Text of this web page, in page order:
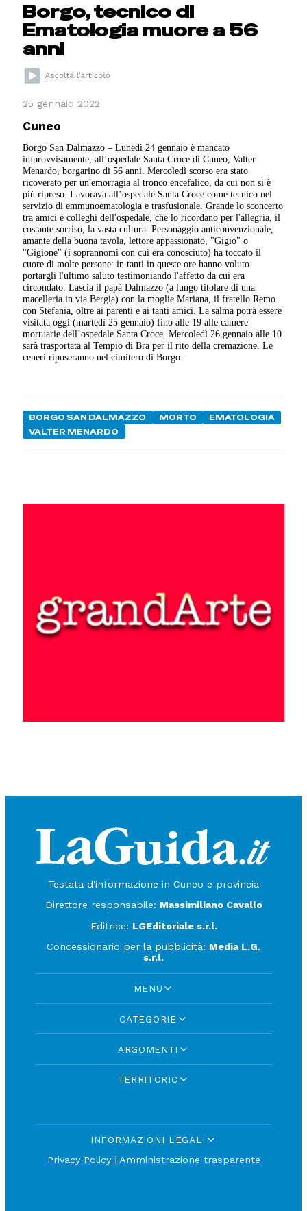
Borgo, tecnico di
Ematologia muore a 56
anni
25 gennaio 2022
Cuneo
Borgo San Dalmazzo – Lunedì 24 gennaio è mancato
improvvisamente, all’ospedale Santa Croce di Cuneo, Valter
Menardo, borgarino di 56 anni. Mercoledì scorso era stato
ricoverato per un'emorragia al tronco encefalico, da cui non si è
più ripreso. Lavorava all’ospedale Santa Croce come tecnico nel
servizio di emmunoematologia e trasfusionale. Grande lo sconcerto
tra amici e colleghi dell'ospedale, che lo ricordano per l'allegria, il
costante sorriso, la vasta cultura. Personaggio anticonvenzionale,
amante della buona tavola, lettore appassionato, "Gigio" o
"Gigione" (i soprannomi con cui era conosciuto) ha toccato il
cuore di molte persone: in tanti in queste ore hanno voluto
portargli l'ultimo saluto testimoniando l'affetto da cui era
circondato. Lascia il papà Dalmazzo (a lungo titolare di una
macelleria in via Bergia) con la moglie Mariana, il fratello Remo
con Stefania, oltre ai parenti e ai tanti amici. La salma potrà essere
visitata oggi (martedì 25 gennaio) fino alle 19 alle camere
mortuarie dell’ospedale Santa Croce. Mercoledì 26 gennaio alle 10
sarà trasportata al Tempio di Bra per il rito della cremazione. Le
ceneri riposeranno nel cimitero di Borgo.
BORGO SAN DALMAZZO MORTO
EMATOLOGIA
VALTER MENARDO
Testata d'informazione in Cuneo e provincia
Direttore responsabile: Massimiliano Cavallo
Editrice: LGEditoriale s.r.l.
Concessionario per la pubblicità: Media L.G.
s.r.l.
MENU
CATEGORIE
ARGOMENTI
TERRITORIO
INFORMAZIONI LEGALI
Privacy Policy| Amministrazione trasparente